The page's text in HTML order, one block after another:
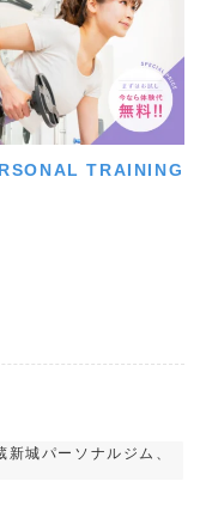
TRAINING
城パーソナルジム、